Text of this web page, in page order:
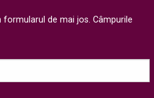
de mai jos. Câmpurile